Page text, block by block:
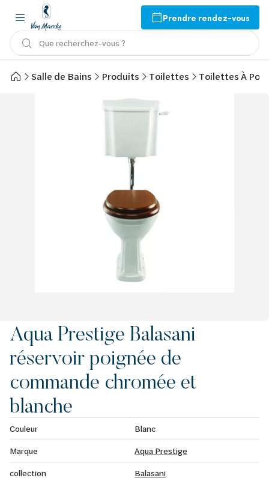
Prendre rendez-vous
Que recherchez-vous ?
Salle de Bains Produits Toilettes Toilettes À
Aqua Prestige Balasani
réservoir poignée de
commande chromée et
blanche
Couleur
Blanc
Marque
Aqua Prestige
collection
Balasani